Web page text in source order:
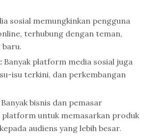
sosial memungkinkan pengguna
terhubung dengan teman,
baru.
Banyak platform media sosial juga
isu terkini, dan perkembangan
bisnis dan pemasar
platform untuk memasarkan produk
audiens yang lebih besar.